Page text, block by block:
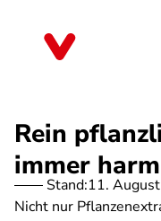
Rein
immer
Stand:11.
Nicht nur